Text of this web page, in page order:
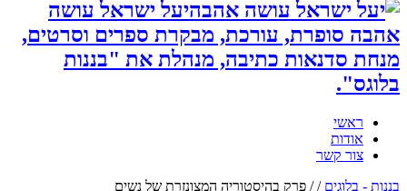
יעל ישראל עושה
אהבה סופרת, עורכת, מבקרת ספרים וסרטים,
מנחת סדנאות כתיבה, מנהלת את "בננות
בלוגס".
ראשי
אודות
צור קשר
בננות - בלוגים /
/ פרק בהיסטוריה המצונזרת של נשים